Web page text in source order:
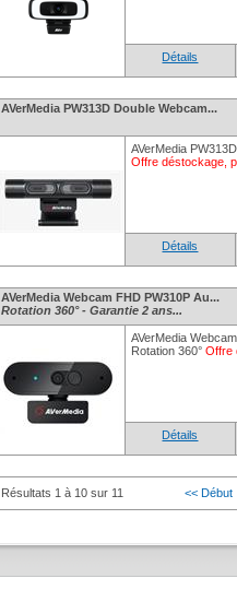
Détails
AVerMedia PW313D Double Webcam...
AVerMedia
Offre déstockage,
Détails
AVerMedia Webcam FHD PW310P Au...
Rotation 360° - Garantie 2 ans...
AVerMedia
Rotation 360° Offre
Détails
Résultats 1 à 10 sur 11 << Début